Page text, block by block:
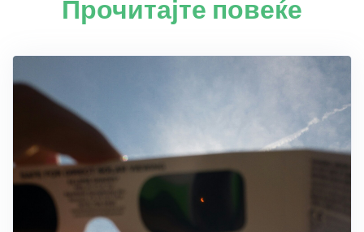
Прочитајте повеќе